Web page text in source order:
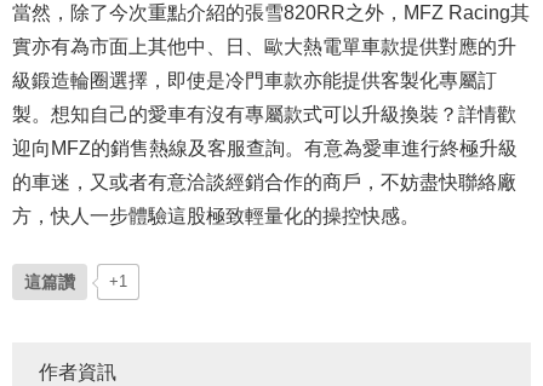
當然，除了今次重點介紹的張雪820RR之外，MFZ Racing其
實亦有為市面上其他中、日、歐大熱電單車款提供對應的升
級鍛造輪圈選擇，即使是冷門車款亦能提供客製化專屬訂
製。想知自己的愛車有沒有專屬款式可以升級換裝？詳情歡
迎向MFZ的銷售熱線及客服查詢。有意為愛車進行終極升級
的車迷，又或者有意洽談經銷合作的商戶，不妨盡快聯絡廠
方，快人一步體驗這股極致輕量化的操控快感。
這篇讚 +1
作者資訊